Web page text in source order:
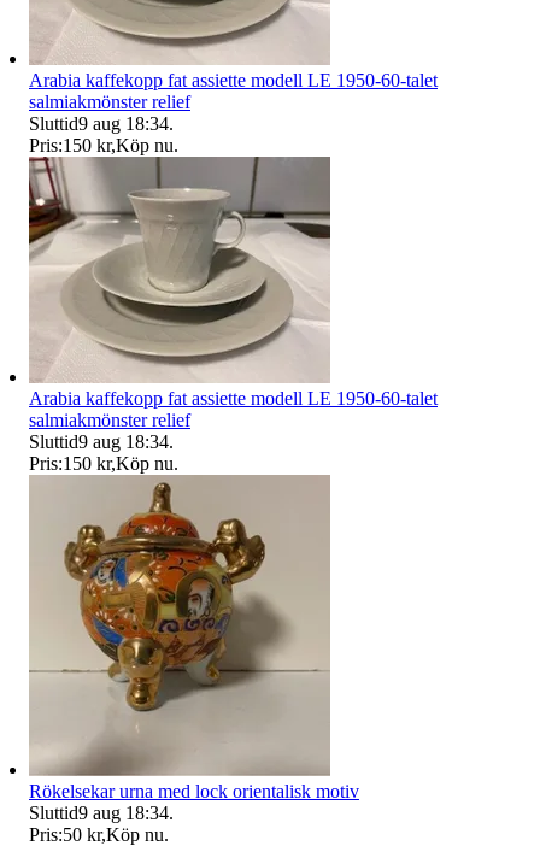
Arabia kaffekopp fat assiette modell LE 1950-60-talet
salmiakmönster relief
Sluttid9 aug 18:34.
Pris:150 kr,Köp nu.
Arabia kaffekopp fat assiette modell LE 1950-60-talet
salmiakmönster relief
Sluttid9 aug 18:34.
Pris:150 kr,Köp nu.
Rökelsekar urna med lock orientalisk motiv
Sluttid9 aug 18:34.
Pris:50 kr,Köp nu.